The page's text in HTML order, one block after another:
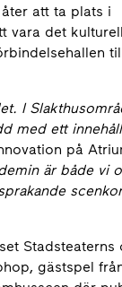
att ta plats i
vara det
I
med ett
på
är både vi
gästspel